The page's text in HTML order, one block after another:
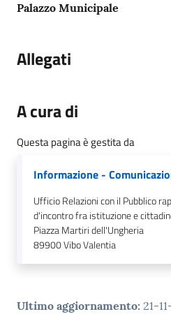
Palazzo Municipale
Allegati
A cura di
Questa pagina è gestita da
Informazione -
Ufficio Relazioni con il Pubblico
d'incontro fra istituzione e
Piazza Martiri dell'Ungheria
89900Vibo Valentia
Ultimo aggiornamento: 21-